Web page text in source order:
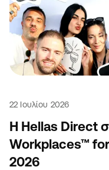
22 Ιουλίου 2026
Η Hellas Direct
Workplaces™
2026